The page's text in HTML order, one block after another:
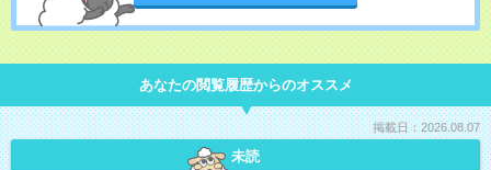
あなたの閲覧履歴からのオススメ
掲載日：2026.08.07
未読